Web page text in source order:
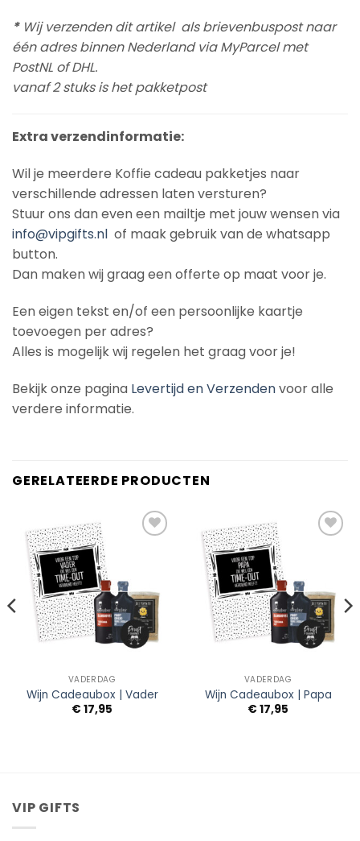
* Wij verzenden dit artikel als brievenbuspost naar
één adres binnen Nederland via MyParcel met
PostNL of DHL.
vanaf 2 stuks is het pakketpost
Extra verzendinformatie:
Wil je meerdere Koffie cadeau pakketjes naar
verschillende adressen laten versturen?
Stuur ons dan even een mailtje met jouw wensen via
info@vipgifts.nl of maak gebruik van de whatsapp
button.
Dan maken wij graag een offerte op maat voor je.
Een eigen tekst en/of een persoonlijke kaartje
toevoegen per adres?
Alles is mogelijk wij regelen het graag voor je!
Bekijk onze pagina Levertijd en Verzendenvoor alle
verdere informatie.
GERELATEERDE PRODUCTEN
VADERDAG
Wijn Cadeaubox | Vader
€17,95
VADERDAG
Wijn Cadeaubox | Papa
€17,95
VIP GIFTS